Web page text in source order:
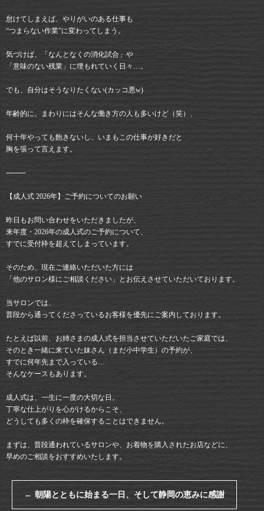
怠けてしまえば、やりがいのある仕事も
“つまらない作業”に変わってしまう。
気づけば、「なんとなくの消化試合」や
「意味のない残業」に埋もれていく日々…。
でも、自分はそうなりたくない(カッコ悪w)
年齢的に、まわりにはそんな働き方の人も多いけど（笑）、
何十年やっても飽きないし、いまもこの仕事が好きだと
胸を張って言えます。
⸻
【成人式 2026年】ご予約についてのお願い
昨日もお問い合わせをいただきましたが、
来年度・2026年の成人式のご予約について、
すでに受付枠を超えてしまっています。
そのため、現在ご連絡いただいた方には
「他のサロン様にご相談ください」とお伝えさせていただいております。
当サロンでは、
普段から通ってくださっているお客様を優先にご案内しております。
たとえば以前、お姉さまの成人式を担当させていただいたご家庭では、
そのとき一緒に来ていた妹さん（まだ小中学生）の予約が、
すでに何年先まで入っている…
そんなケースもあります。
成人式は、一生に一度の大切な日。
丁寧な仕上がりを心がけるからこそ、
どうしても多くの枠を確保することはできません。
まずは、普段通われているサロンや、お着物を購入されたお店などに、
早めのご相談をおすすめいたします。
← 朝陽とともに始まる一日、そして静岡の恵みに感謝